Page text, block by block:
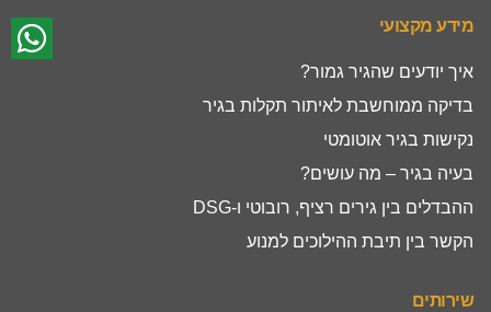
מידע מקצועי
איך יודעים שהגיר גמור?
בדיקה ממוחשבת לאיתור תקלות בגיר
נקישות בגיר אוטומטי
בעיה בגיר – מה עושים?
ההבדלים בין גירים רציף, רובוטי ו-DSG
הקשר בין תיבת ההילוכים למנוע
שירותים